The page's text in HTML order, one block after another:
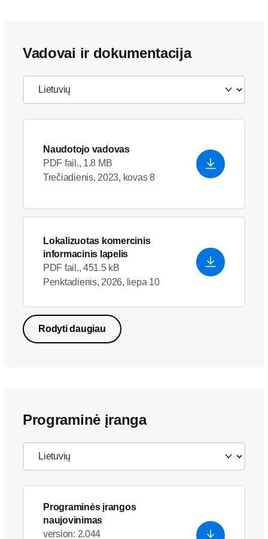
Vadovai ir dokumentacija
Naudotojo vadovas
PDF fail., 1.8 MB
Trečiadienis, 2023, kovas 8
Lokalizuotas komercinis
informacinis lapelis
PDF fail., 451.5 kB
Penktadienis, 2026, liepa 10
Rodyti daugiau
Programinė įranga
Programinės įrangos
naujovinimas
version: 2.044